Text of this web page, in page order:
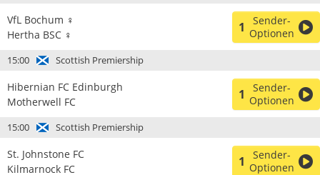
VfL Bochum ♀
Hertha BSC ♀
1
Sender-
Optionen
15:00 Scottish Premiership
Hibernian FC Edinburgh
Motherwell FC
1
Sender-
Optionen
15:00 Scottish Premiership
St. Johnstone FC
Kilmarnock FC
1
Sender-
Optionen